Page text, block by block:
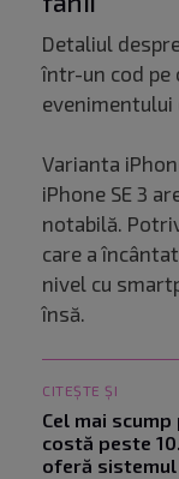
Detaliul
într-un cod pe
evenimentului
Varianta
iPhone SE 3
notabilă.
care a
nivel cu
însă.
CITEȘTE ȘI
Cel mai
costă peste
oferă sistemul